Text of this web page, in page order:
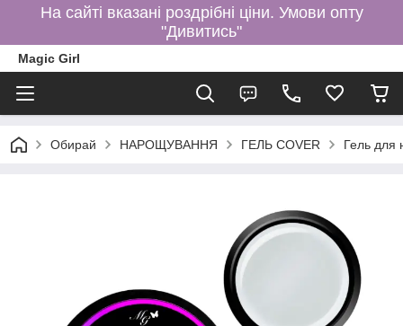
На сайті вказані роздрібні ціни. Умови опту
"Дивитись"
Magic Girl
Обирай НАРОЩУВАННЯ ГЕЛЬ COVER Гель для